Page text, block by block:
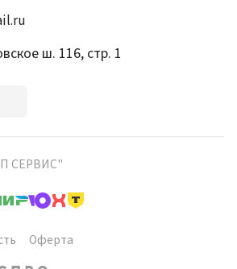
ш. 116, стр. 1
СЕРВИС"
Оферта